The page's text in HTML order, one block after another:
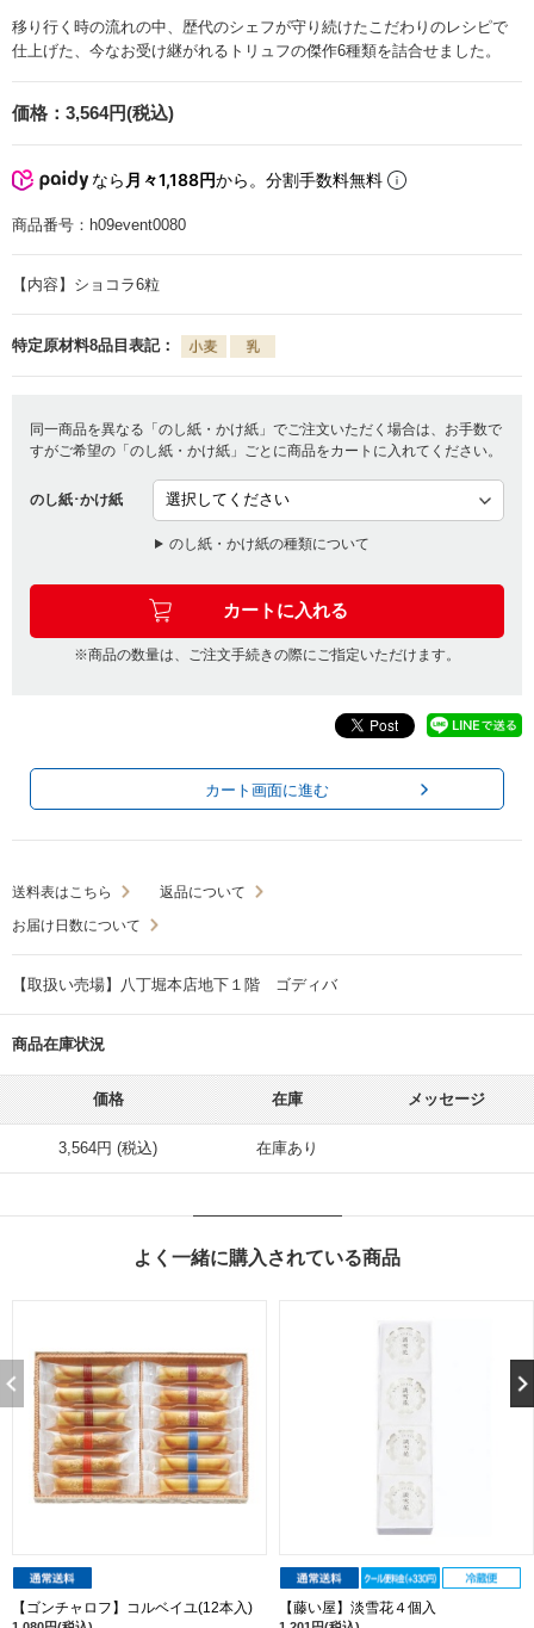
移り行く時の流れの中、歴代のシェフが守り続けたこだわりのレシピで
仕上げた、今なお受け継がれるトリュフの傑作6種類を詰合せました。
価格： 3,564円(税込)
なら 月々1,188円から。分割手数料無料
商品番号： h09event0080
【内容】ショコラ6粒
特定原材料8品目表記：
同一商品を異なる「のし紙・かけ紙」でご注文いただく場合は、お手数で
すがご希望の「のし紙・かけ紙」ごとに商品をカートに入れてください。
のし紙･かけ紙
のし紙・かけ紙の種類について
※商品の数量は、ご注文手続きの際にご指定いただけます。
カート画面に進む
送料表はこちら
返品について
お届け日数について
【取扱い売場】八丁堀本店地下１階 ゴディバ
商品在庫状況
価格 在庫 メッセージ
3,564円 (税込) 在庫あり
よく一緒に購入されている商品
【ゴンチャロフ】コルベイユ(12本入) 【藤い屋】淡雪花４個入